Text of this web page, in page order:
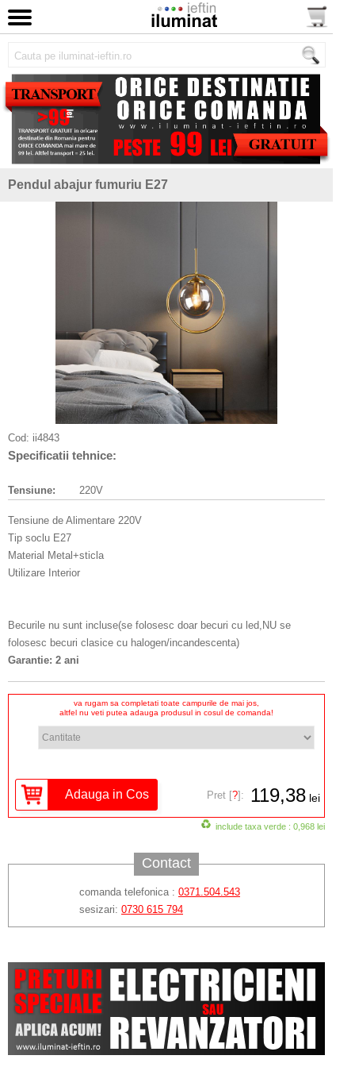
Pendul abajur fumuriu E27
Cod: ii4843
Specificatii tehnice:
Tensiune: 220V
Tensiune de Alimentare 220V
Tip soclu E27
Material Metal+sticla
Utilizare Interior
Becurile nu sunt incluse(se folosesc doar becuri cu led,NU se
folosesc becuri clasice cu halogen/incandescenta)
Garantie: 2 ani
va rugam sa completati toate campurile de mai jos,
altfel nu veti putea adauga produsul in cosul de comanda!
Pret [?]: 119,38 lei
include taxa verde : 0,968 lei
Contact
comanda telefonica : 0371.504.543
sesizari: 0730 615 794